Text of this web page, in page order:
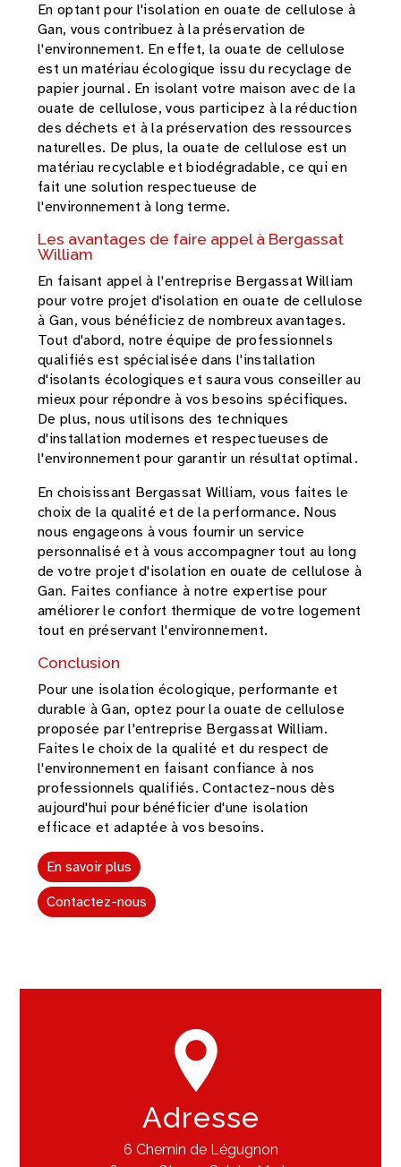
En optant pour l'isolation en ouate de cellulose à
Gan, vous contribuez à la préservation de
l'environnement. En effet, la ouate de cellulose
est un matériau écologique issu du recyclage de
papier journal. En isolant votre maison avec de la
ouate de cellulose, vous participez à la réduction
des déchets et à la préservation des ressources
naturelles. De plus, la ouate de cellulose est un
matériau recyclable et biodégradable, ce qui en
fait une solution respectueuse de
l'environnement à long terme.
Les avantages de faire appel à Bergassat
William
En faisant appel à l'entreprise Bergassat William
pour votre projet d'isolation en ouate de cellulose
à Gan, vous bénéficiez de nombreux avantages.
Tout d'abord, notre équipe de professionnels
qualifiés est spécialisée dans l'installation
d'isolants écologiques et saura vous conseiller au
mieux pour répondre à vos besoins spécifiques.
De plus, nous utilisons des techniques
d'installation modernes et respectueuses de
l'environnement pour garantir un résultat optimal.
En choisissant Bergassat William, vous faites le
choix de la qualité et de la performance. Nous
nous engageons à vous fournir un service
personnalisé et à vous accompagner tout au long
de votre projet d'isolation en ouate de cellulose à
Gan. Faites confiance à notre expertise pour
améliorer le confort thermique de votre logement
tout en préservant l'environnement.
Conclusion
Pour une isolation écologique, performante et
durable à Gan, optez pour la ouate de cellulose
proposée par l'entreprise Bergassat William.
Faites le choix de la qualité et du respect de
l'environnement en faisant confiance à nos
professionnels qualifiés. Contactez-nous dès
aujourd'hui pour bénéficier d'une isolation
efficace et adaptée à vos besoins.
En savoir plus
Contactez-nous
Adresse
6 Chemin de Légugnon